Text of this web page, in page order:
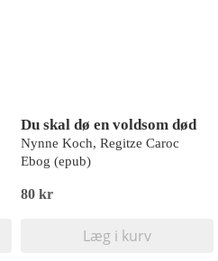
Du skal dø en voldsom død
Nynne Koch, Regitze Caroc
Ebog (epub)
80 kr
Læg i kurv